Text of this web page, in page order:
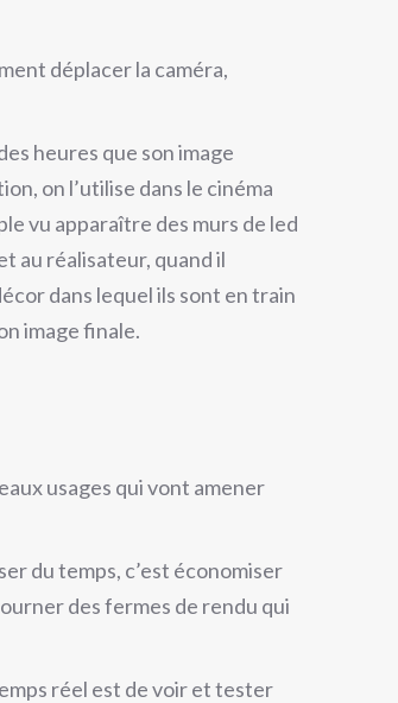
déplacer la caméra,
heures que son image
on l’utilise dans le cinéma
vu apparaître des murs de led
au réalisateur, quand il
dans lequel ils sont en train
image finale.
usages qui vont amener
du temps, c’est économiser
des fermes de rendu qui
réel est de voir et tester